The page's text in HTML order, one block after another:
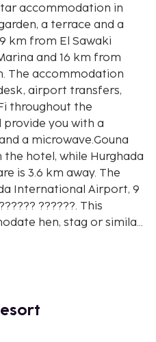
accommodation in
a terrace and a
km from El Sawaki
and 16 km from
The accommodation
airport transfers,
throughout the
you with a
a microwave.Gouna
the hotel, while Hurghada
is 3.6 km away. The
International Airport, 9
??????. This
hen, stag or similar